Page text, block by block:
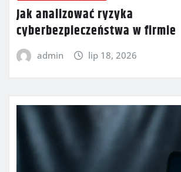
Jak analizować ryzyka
cyberbezpieczeństwa w firmie
admin lip 18, 2026